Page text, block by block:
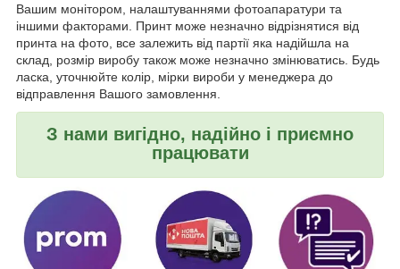
Вашим монітором, налаштуваннями фотоапаратури та
іншими факторами. Принт може незначно відрізнятися від
принта на фото, все залежить від партії яка надійшла на
склад, розмір виробу також може незначно змінюватись. Будь
ласка, уточнюйте колір, мірки вироби у менеджера до
відправлення Вашого замовлення.
З нами вигідно, надійно і приємно
працювати